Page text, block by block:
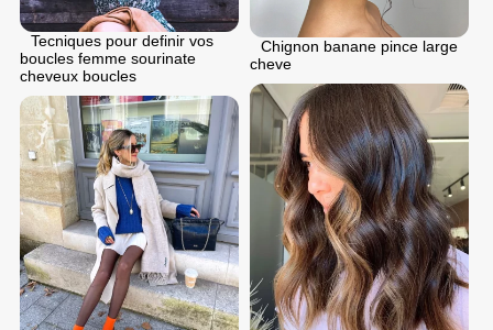
Chignon banane pince large
cheve
Tecniques pour definir vos
boucles femme sourinate
cheveux boucles